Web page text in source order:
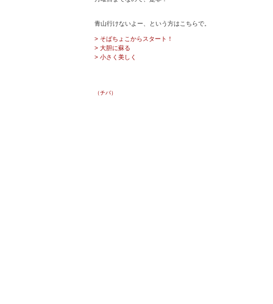
青山行けないよー、という方はこちらで。
> そばちょこからスタート！
> 大胆に蘇る
> 小さく美しく
（チバ）